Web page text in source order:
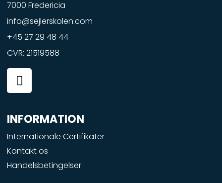
7000 Fredericia
info@sejlerskolen.com
+45 27 29 48 44
CVR: 21519588
F
a
c
e
b
o
o
k
-
INFORMATION
Internationale Certifikater
Kontakt os
Handelsbetingelser